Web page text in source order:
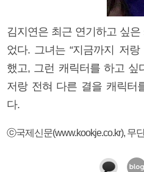
김지연은 최근 연기하고 싶
었다. 그녀는 “지금까지 저
했고, 그런 캐릭터를 하고 싶
저랑 전혀 다른 결을 캐릭터
다.
ⓒ국제신문(www.kookje.co.kr), 무